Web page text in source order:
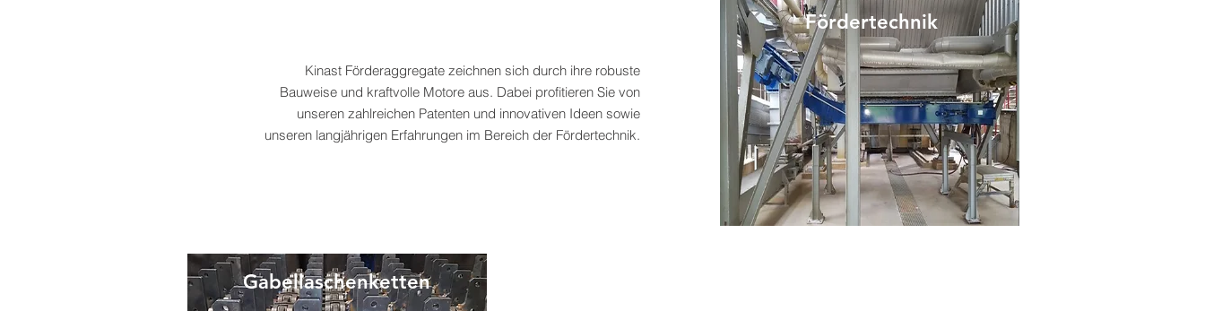
Kinast Förderaggregate zeichnen sich durch ihre robuste
Bauweise und kraftvolle Motore aus. Dabei profitieren Sie von
unseren zahlreichen Patenten und innovativen Ideen sowie
unseren langjährigen Erfahrungen im Bereich der Fördertechnik.
Fördertechnik
Gabellaschenketten